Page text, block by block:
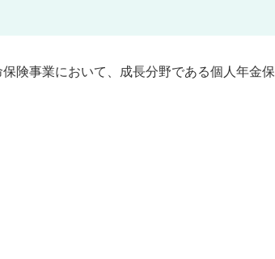
険事業において、成長分野である個人年金